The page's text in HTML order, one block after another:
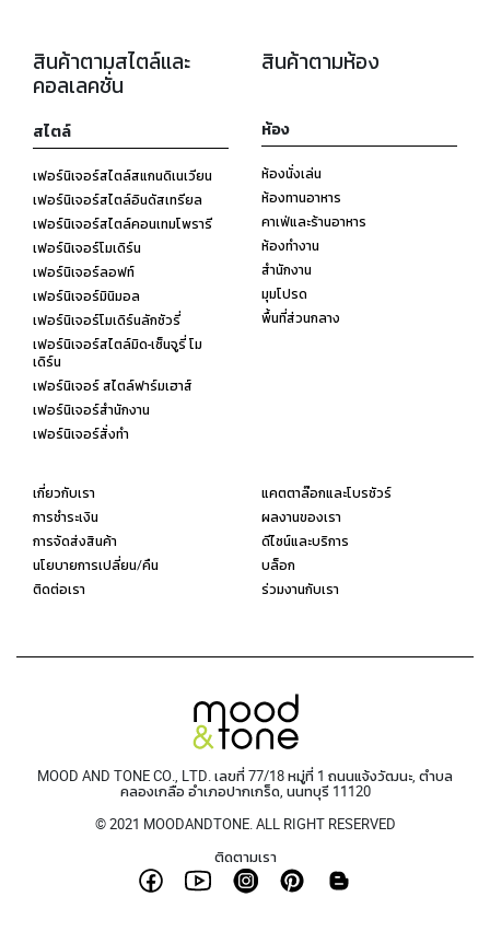
สินค้าตามสไตล์และ
คอลเลคชั่น
สไตล์
เฟอร์นิเจอร์สไตล์สแกนดิเนเวียน
เฟอร์นิเจอร์สไตล์อินดัสเทรียล
เฟอร์นิเจอร์สไตล์คอนเทมโพรารี
เฟอร์นิเจอร์โมเดิร์น
เฟอร์นิเจอร์ลอฟท์
เฟอร์นิเจอร์มินิมอล
เฟอร์นิเจอร์โมเดิร์นลักชัวรี่
เฟอร์นิเจอร์สไตล์มิด-เซ็นจูรี่ โม
เดิร์น
เฟอร์นิเจอร์ สไตล์ฟาร์มเฮาส์
เฟอร์นิเจอร์สำนักงาน
เฟอร์นิเจอร์สั่งทำ
สินค้าตามห้อง
ห้อง
ห้องนั่งเล่น
ห้องทานอาหาร
คาเฟ่และร้านอาหาร
ห้องทำงาน
สำนักงาน
มุมโปรด
พื้นที่ส่วนกลาง
เกี่ยวกับเรา
การชำระเงิน
การจัดส่งสินค้า
นโยบายการเปลี่ยน/คืน
ติดต่อเรา
แคตตาล๊อกและโบรชัวร์
ผลงานของเรา
ดีไซน์และบริการ
บล็อก
ร่วมงานกับเรา
MOOD AND TONE CO., LTD. เลขที่ 77/18 หมู่ที่ 1 ถนนแจ้งวัฒนะ, ตำบล
คลองเกลือ อำเภอปากเกร็ด, นนทบุรี 11120
© 2021 MOODANDTONE. ALL RIGHT RESERVED
ติดตามเรา